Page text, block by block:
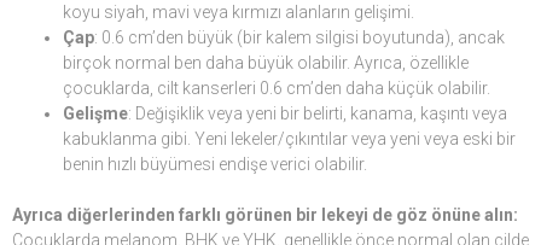
koyu siyah, mavi veya kırmızı alanların gelişimi.
Çap: 0.6 cm’den büyük (bir kalem silgisi boyutunda), ancak
birçok normal ben daha büyük olabilir. Ayrıca, özellikle
çocuklarda, cilt kanserleri 0.6 cm’den daha küçük olabilir.
Gelişme: Değişiklik veya yeni bir belirti, kanama, kaşıntı veya
kabuklanma gibi. Yeni lekeler/çıkıntılar veya yeni veya eski bir
benin hızlı büyümesi endişe verici olabilir.
Ayrıca diğerlerinden farklı görünen bir lekeyi de göz önüne alın:
Çocuklarda melanom, BHK ve YHK, genellikle önce normal olan cilde